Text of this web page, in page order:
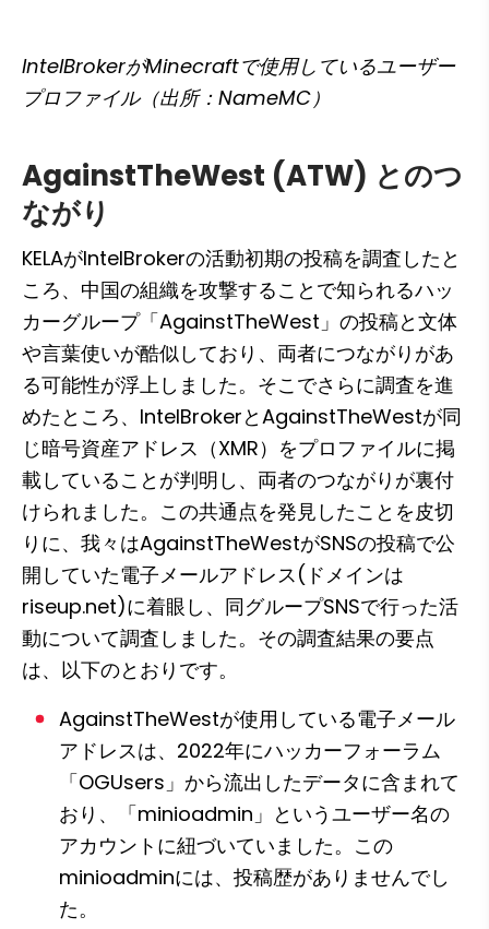
IntelBrokerがMinecraftで使用しているユーザー
プロファイル（出所：NameMC）
AgainstTheWest (ATW) とのつ
ながり
KELAがIntelBrokerの活動初期の投稿を調査したと
ころ、中国の組織を攻撃することで知られるハッ
カーグループ「AgainstTheWest」の投稿と文体
や言葉使いが酷似しており、両者につながりがあ
る可能性が浮上しました。そこでさらに調査を進
めたところ、IntelBrokerとAgainstTheWestが同
じ暗号資産アドレス（XMR）をプロファイルに掲
載していることが判明し、両者のつながりが裏付
けられました。この共通点を発見したことを皮切
りに、我々はAgainstTheWestがSNSの投稿で公
開していた電子メールアドレス(ドメインは
riseup.net)に着眼し、同グループSNSで行った活
動について調査しました。その調査結果の要点
は、以下のとおりです。
AgainstTheWestが使用している電子メール
アドレスは、2022年にハッカーフォーラム
「OGUsers」から流出したデータに含まれて
おり、「minioadmin」というユーザー名の
アカウントに紐づいていました。この
minioadminには、投稿歴がありませんでし
た。